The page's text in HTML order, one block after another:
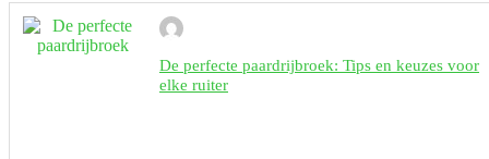
De perfecte paardrijbroek: Tips en keuzes voor
elke ruiter